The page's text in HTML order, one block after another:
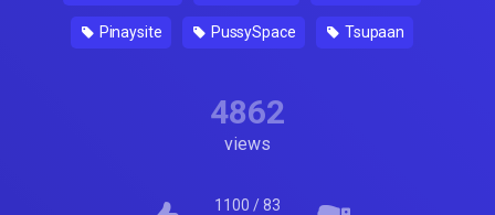
Pinaysite PussySpace Tsupaan
4862
views
1100 /83